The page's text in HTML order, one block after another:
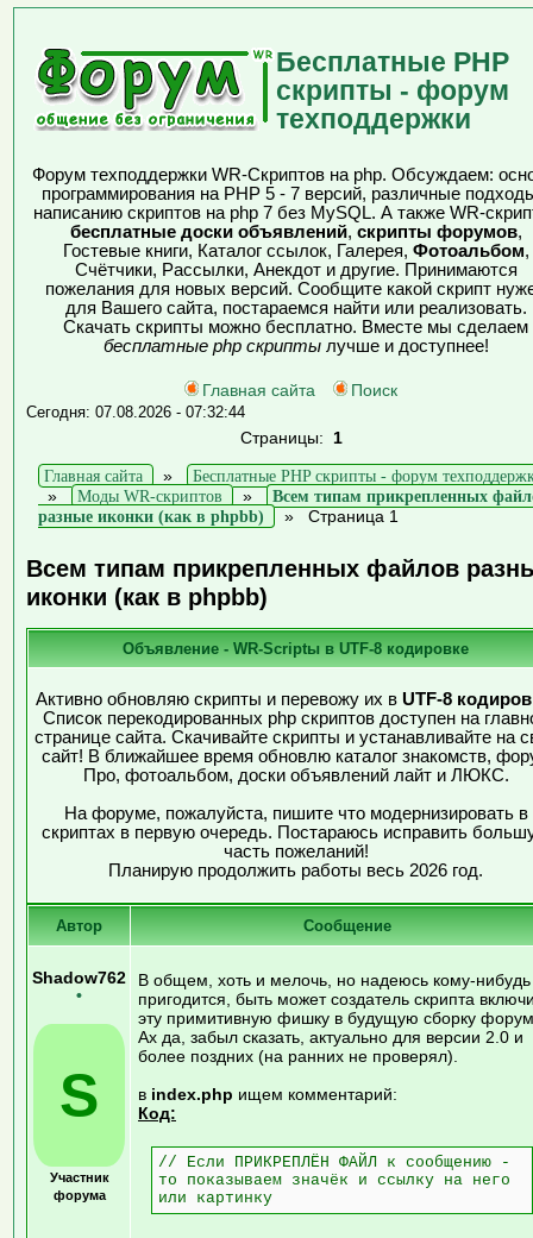
Бесплатные PHP
скрипты - форум
техподдержки
Форум техподдержки WR-Скриптов на php. Обсуждаем:
программирования на PHP 5 - 7 версий, различные
написанию скриптов на php 7 без MySQL. А также WR-
бесплатные доски объявлений, скрипты форумов,
Гостевые книги, Каталог ссылок, Галерея, Фотоальбом,
Счётчики, Рассылки, Анекдот и другие. Принимаются
пожелания для новых версий. Сообщите какой скрипт
для Вашего сайта, постараемся найти или реализовать.
Скачать скрипты можно бесплатно. Вместе мы сделаем
бесплатные php скриптылучше и доступнее!
Главная сайта Поиск
Сегодня: 07.08.2026 - 07:32:44
Страницы: 1
Главная сайта
»
Бесплатные PHP скрипты - форум
»
Моды WR-скриптов »
Всем типам прикрепленных
разные иконки (как в phpbb)
» Страница 1
Всем типам прикрепленных файлов
иконки (как в phpbb)
Объявление - WR-Scriptы в UTF-8 кодировке
Активно обновляю скрипты и перевожу их в UTF-8
Список перекодированных php скриптов доступен на
странице сайта. Скачивайте скрипты и устанавливайте на
сайт! В ближайшее время обновлю каталог знакомств,
Про, фотоальбом, доски объявлений лайт и ЛЮКС.
На форуме, пожалуйста, пишите что модернизировать в
скриптах в первую очередь. Постараюсь исправить
часть пожеланий!
Планирую продолжить работы весь 2026 год.
Автор Сообщение
Shadow762
•
S
Участник
форума
В общем, хоть и мелочь, но надеюсь кому-
пригодится, быть может создатель скрипта
эту примитивную фишку в будущую сборку
Ах да, забыл сказать, актуально для версии 2.0 и
более поздних (на ранних не проверял).
в index.php ищем комментарий:
Код:
// Если ПРИКРЕПЛЁН ФАЙЛ к сообщению -
то показываем значёк и ссылку на него
или картинку